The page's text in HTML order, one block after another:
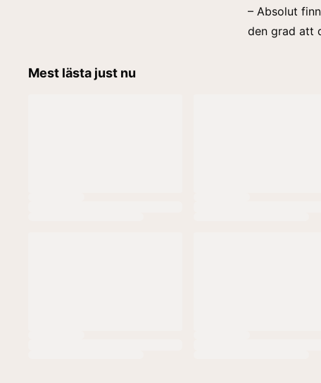
– Absolut
den grad att
Mest lästa just nu